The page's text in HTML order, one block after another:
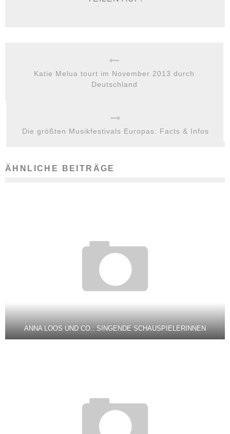
Katie Melua tourt im November 2013 durch
Deutschland
Die größten Musikfestivals Europas: Facts & Infos
ÄHNLICHE BEITRÄGE
ANNA LOOS UND CO.: SINGENDE SCHAUSPIELERINNEN